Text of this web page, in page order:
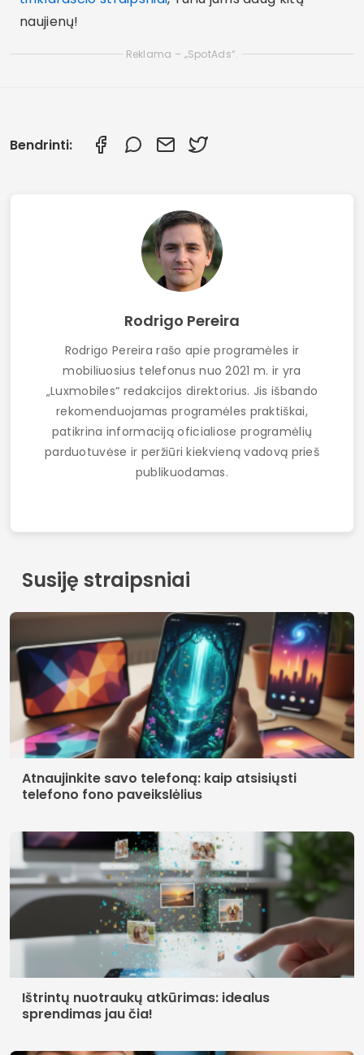
naujienų!
Reklama – „SpotAds“.
Bendrinti:
Rodrigo Pereira
Rodrigo Pereira rašo apie programėles ir
mobiliuosius telefonus nuo 2021 m. ir yra
„Luxmobiles“ redakcijos direktorius. Jis išbando
rekomenduojamas programėles praktiškai,
patikrina informaciją oficialiose programėlių
parduotuvėse ir peržiūri kiekvieną vadovą prieš
publikuodamas.
Susiję straipsniai
Atnaujinkite savo telefoną: kaip atsisiųsti
telefono fono paveikslėlius
Ištrintų nuotraukų atkūrimas: idealus
sprendimas jau čia!